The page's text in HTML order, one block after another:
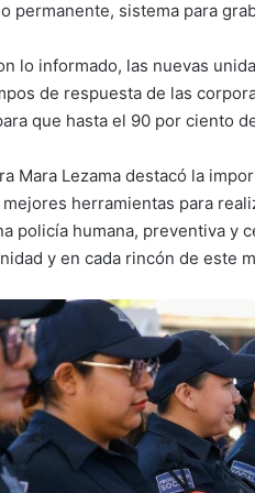
permanente, sistema para
lo informado, las nuevas
de respuesta de las
que hasta el 90 por ciento
Mara Lezama destacó la
herramientas para
policía humana, preventiva y
y en cada rincón de este